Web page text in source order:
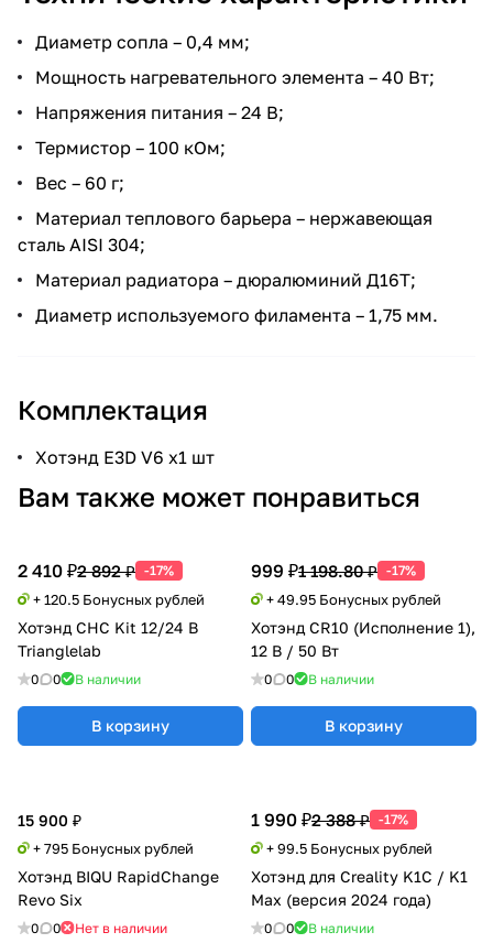
Диаметр сопла – 0,4 мм;
Мощность нагревательного элемента – 40 Вт;
Напряжения питания – 24 В;
Термистор – 100 кОм;
Вес – 60 г;
Материал теплового барьера – нержавеющая
сталь AISI 304;
Материал радиатора – дюралюминий Д16Т;
Диаметр используемого филамента – 1,75 мм.
Комплектация
Хотэнд E3D V6 x1 шт
Вам также может понравиться
2 410 ₽2 892 ₽ -17%
+ 120.5 Бонусных рублей
Хотэнд CHC Kit 12/24 В
Trianglelab
0 0 В наличии
В корзину
999 ₽1 198.80 ₽ -17%
+ 49.95 Бонусных рублей
Хотэнд CR10 (Исполнение 1),
12 В / 50 Вт
0 0 В наличии
В корзину
1 990 ₽2 388 ₽ -17%
+ 99.5 Бонусных рублей
Хотэнд для Creality K1С / K1
Max (версия 2024 года)
0 0 В наличии
15 900 ₽
+ 795 Бонусных рублей
Хотэнд BIQU RapidChange
Revo Six
0 0 Нет в наличии